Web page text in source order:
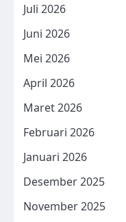
Juli 2026
Juni 2026
Mei 2026
April 2026
Maret 2026
Februari 2026
Januari 2026
Desember 2025
November 2025